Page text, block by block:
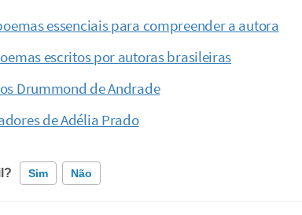
essenciais para compreender a autora
escritos por autoras brasileiras
Drummond de Andrade
de Adélia Prado
Sim Não